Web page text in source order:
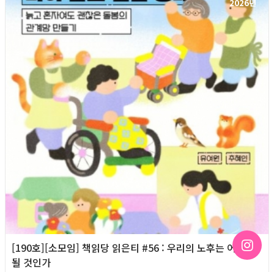
2026년
[190호][소모임] 책읽당 읽은티 #56 : 우리의 노후는 어떻게
될 것인가